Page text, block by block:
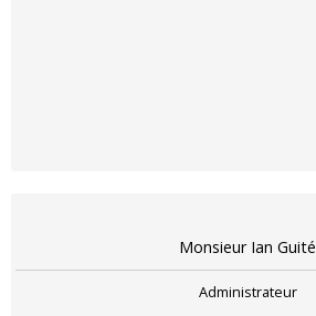
Monsieur Ian Guité
Administrateur